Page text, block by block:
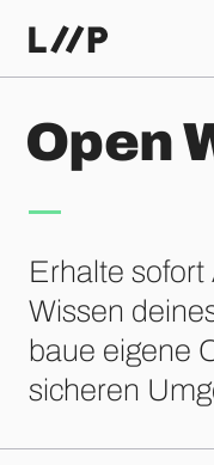
Open
Erhalte
Wissen
baue eigene
sicheren